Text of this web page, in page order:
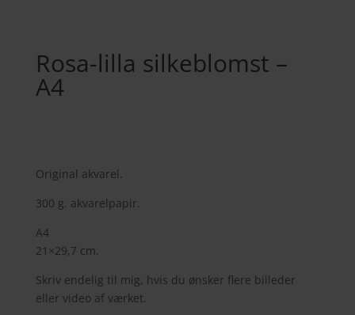
Rosa-lilla silkeblomst –
A4
Original akvarel.
300 g. akvarelpapir.
A4
21×29,7 cm.
Skriv endelig til mig, hvis du ønsker flere billeder
eller video af værket.